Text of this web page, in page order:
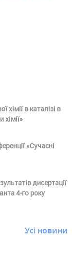
хімії в каталізі в
«Сучасні
дисертації
4-го року
Усі новини